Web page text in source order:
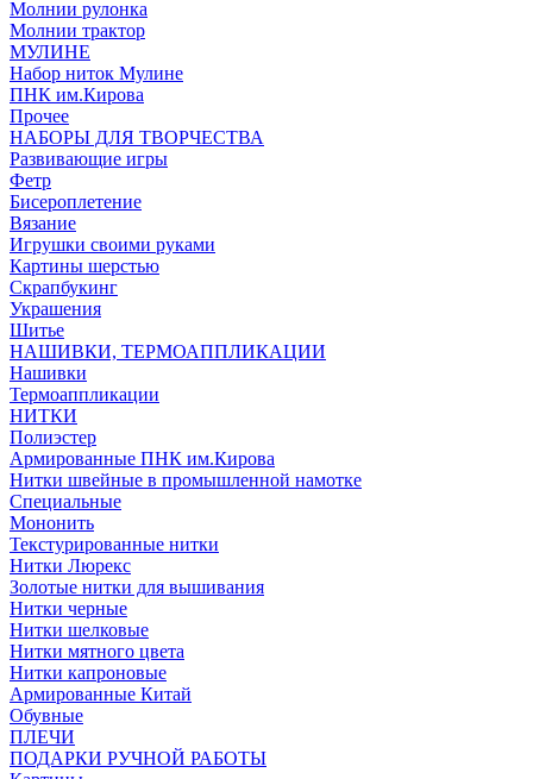
Молнии рулонка
Молнии трактор
МУЛИНЕ
Набор ниток Мулине
ПНК им.Кирова
Прочее
НАБОРЫ ДЛЯ ТВОРЧЕСТВА
Развивающие игры
Фетр
Бисероплетение
Вязание
Игрушки своими руками
Картины шерстью
Скрапбукинг
Украшения
Шитье
НАШИВКИ, ТЕРМОАППЛИКАЦИИ
Нашивки
Термоаппликации
НИТКИ
Полиэстер
Армированные ПНК им.Кирова
Нитки швейные в промышленной намотке
Специальные
Мононить
Текстурированные нитки
Нитки Люрекс
Золотые нитки для вышивания
Нитки черные
Нитки шелковые
Нитки мятного цвета
Нитки капроновые
Армированные Китай
Обувные
ПЛЕЧИ
ПОДАРКИ РУЧНОЙ РАБОТЫ